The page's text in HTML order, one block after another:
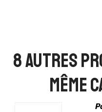
8 autres
même